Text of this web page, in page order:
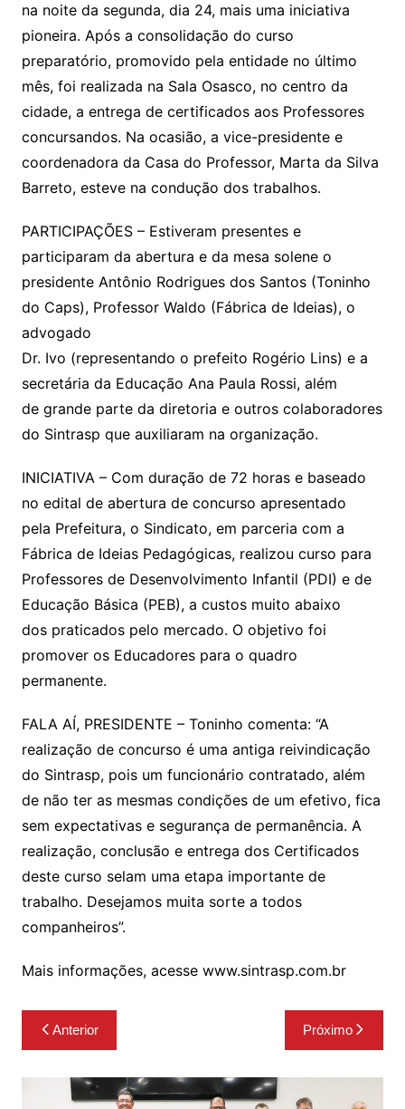
na noite da segunda, dia 24, mais uma iniciativa
pioneira. Após a consolidação do curso
preparatório, promovido pela entidade no último
mês, foi realizada na Sala Osasco, no centro da
cidade, a entrega de certificados aos Professores
concursandos. Na ocasião, a vice-presidente e
coordenadora da Casa do Professor, Marta da Silva
Barreto, esteve na condução dos trabalhos.
PARTICIPAÇÕES – Estiveram presentes e
participaram da abertura e da mesa solene o
presidente Antônio Rodrigues dos Santos (Toninho
do Caps), Professor Waldo (Fábrica de Ideias), o
advogado
Dr. Ivo (representando o prefeito Rogério Lins) e a
secretária da Educação Ana Paula Rossi, além
de grande parte da diretoria e outros colaboradores
do Sintrasp que auxiliaram na organização.
INICIATIVA – Com duração de 72 horas e baseado
no edital de abertura de concurso apresentado
pela Prefeitura, o Sindicato, em parceria com a
Fábrica de Ideias Pedagógicas, realizou curso para
Professores de Desenvolvimento Infantil (PDI) e de
Educação Básica (PEB), a custos muito abaixo
dos praticados pelo mercado. O objetivo foi
promover os Educadores para o quadro
permanente.
FALA AÍ, PRESIDENTE – Toninho comenta: “A
realização de concurso é uma antiga reivindicação
do Sintrasp, pois um funcionário contratado, além
de não ter as mesmas condições de um efetivo, fica
sem expectativas e segurança de permanência. A
realização, conclusão e entrega dos Certificados
deste curso selam uma etapa importante de
trabalho. Desejamos muita sorte a todos
companheiros”.
Mais informações, acesse www.sintrasp.com.br
Navegação
de
Post
Anterior Próximo